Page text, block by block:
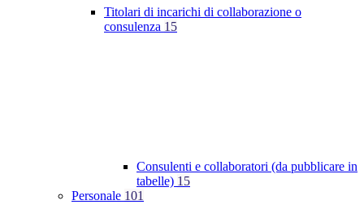
Titolari di incarichi di collaborazione o
consulenza 15
Consulenti e collaboratori (da pubblicare in
tabelle) 15
Personale 101